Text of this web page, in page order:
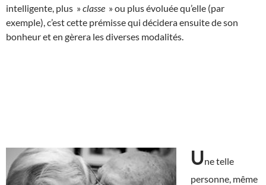
intelligente, plus »classe » ou plus évoluée qu’elle (par
exemple), c’est cette prémisse qui décidera ensuite de son
bonheur et en gèrera les diverses modalités.
Une telle
personne, même